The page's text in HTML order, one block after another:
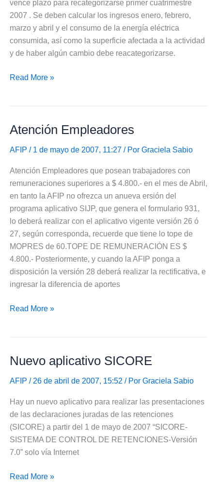
vence plazo para recategorizarse primer cuatrimestre
2007 . Se deben calcular los ingresos enero, febrero,
marzo y abril y el consumo de la energía eléctrica
consumida, así como la superficie afectada a la actividad
y de haber algún cambio debe reacategorizarse.
Recategorización
Read More »
Atención Empleadores
AFIP / 1 de mayo de 2007, 11:27 / Por Graciela Sabio
Atención Empleadores que posean trabajadores con
remuneraciones superiores a $ 4.800.- en el mes de Abril,
en tanto la AFIP no ofrezca un anueva ersión del
programa aplicativo SIJP, que genera el formulario 931,
lo deberá realizar con el aplicativo vigente versión 26 ó
27, según corresponda, recuerde que tiene lo tope de
MOPRES de 60.TOPE DE REMUNERACIÓN ES $
4.800.- Posteriormente, y cuando la AFIP ponga a
disposición la versión 28 deberá realizar la rectificativa, e
ingresar la diferencia de aportes
Atención
Read More »
Nuevo aplicativo SICORE
AFIP / 26 de abril de 2007, 15:52 / Por Graciela Sabio
Hay un nuevo aplicativo para realizar las presentaciones
de las declaraciones juradas de las retenciones
(SICORE) a partir del 1 de mayo de 2007 “SICORE-
SISTEMA DE CONTROL DE RETENCIONES-Versión
7.0” solo vía Internet
Nuevo
Read More »